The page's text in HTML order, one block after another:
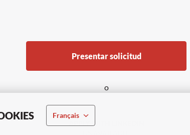
Français
Presentar solicitud
o
APPLY WITH LINKEDIN